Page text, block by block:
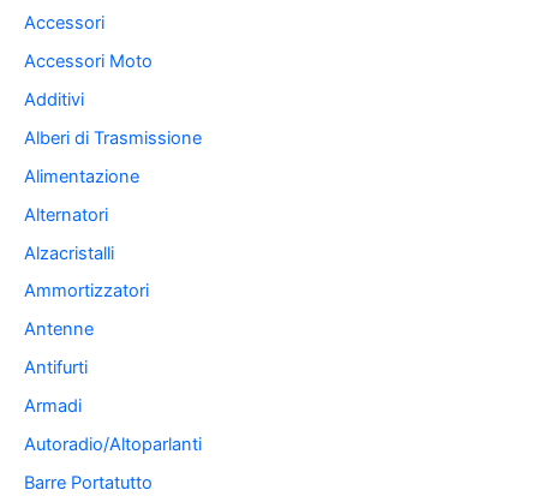
Accessori
Accessori Moto
Additivi
Alberi di Trasmissione
Alimentazione
Alternatori
Alzacristalli
Ammortizzatori
Antenne
Antifurti
Armadi
Autoradio/Altoparlanti
Barre Portatutto